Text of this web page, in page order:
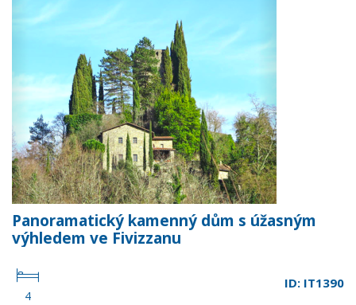
Panoramatický kamenný dům s úžasným
výhledem ve Fivizzanu
4
ID: IT1390